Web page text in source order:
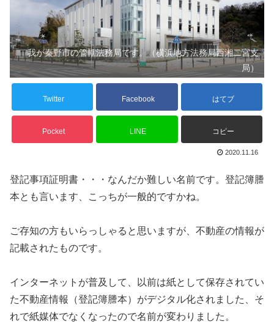
我が秦野市の管轄法務局です。（横浜地方法務局西湘二宮支
局）
Twitter Facebook はてブ
Pocket LINE コピー
2020.11.16
登記事項証明書・・・なんだか難しい名前です。登記簿謄
本とも言います、こっちが一般的ですかね。
ご存知の方もいらっしゃると思いますが、不動産の情報が
記載されたものです。
インターネットが普及して、以前は紙として保存されてい
た不動産情報（登記簿謄本）がデジタル化されました、そ
れで紙媒体でなくなったので名前が変わりました。